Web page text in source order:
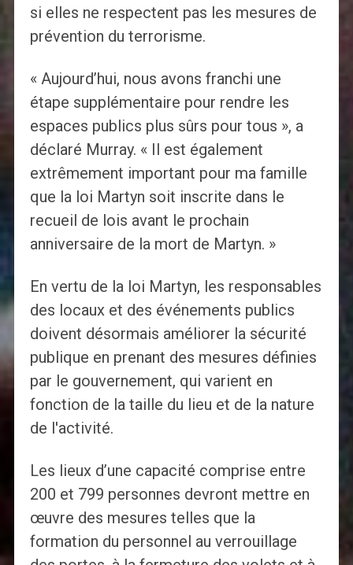
si elles ne respectent pas les mesures de
prévention du terrorisme.
« Aujourd’hui, nous avons franchi une
étape supplémentaire pour rendre les
espaces publics plus sûrs pour tous », a
déclaré Murray. « Il est également
extrêmement important pour ma famille
que la loi Martyn soit inscrite dans le
recueil de lois avant le prochain
anniversaire de la mort de Martyn. »
En vertu de la loi Martyn, les responsables
des locaux et des événements publics
doivent désormais améliorer la sécurité
publique en prenant des mesures définies
par le gouvernement, qui varient en
fonction de la taille du lieu et de la nature
de l'activité.
Les lieux d’une capacité comprise entre
200 et 799 personnes devront mettre en
œuvre des mesures telles que la
formation du personnel au verrouillage